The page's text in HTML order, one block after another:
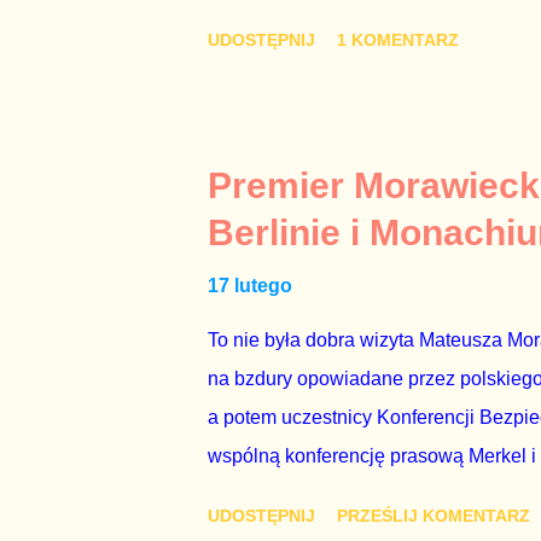
z TVP i TVN nie dorastają do pięt.
Kaczyńskiego. Znowu, bo w 2007
przedterminowymi wyborami
Bezpieczeństwa Wewnętrznego, a
UDOSTĘPNIJ 1 KOMENTARZ
Premier
Berlinie i
17 lutego
To nie była dobra wizyta Mateusza
na bzdury opowiadane przez
a potem uczestnicy Konferencji
wspólną konferencję prasową Merkel
UDOSTĘPNIJ PRZEŚLIJ KOMENTARZ